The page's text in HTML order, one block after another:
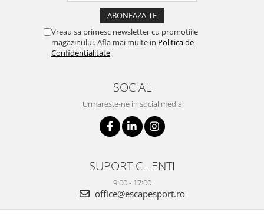
Vreau sa primesc newsletter cu promotiile
magazinului. Afla mai multe in Politica de
Confidentialitate
SOCIAL
Urmareste-ne in social media
SUPORT CLIENTI
9:00 - 17:00
office@escapesport.ro